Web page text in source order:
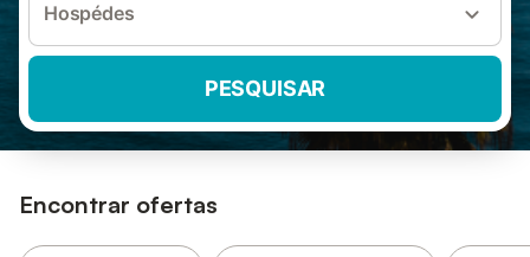
Hospédes
PESQUISAR
Encontrar ofertas